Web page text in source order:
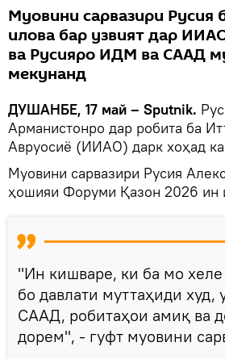
Муовини сарвазири Русия
илова бар узвият дар
ва Русияро ИДМ ва СААД
мекунанд
ДУШАНБЕ, 17 май – Sputnik.
Арманистонро дар робита ба
Авруосиё (ИИАО) дарк хоҳад
Муовини сарвазири Русия
ҳошияи Форуми Қазон 2026 ин
"Ин кишваре, ки ба мо хеле
бо давлати муттаҳиди
СААД, робитаҳои амиқ ва
дорем", - гуфт муовини